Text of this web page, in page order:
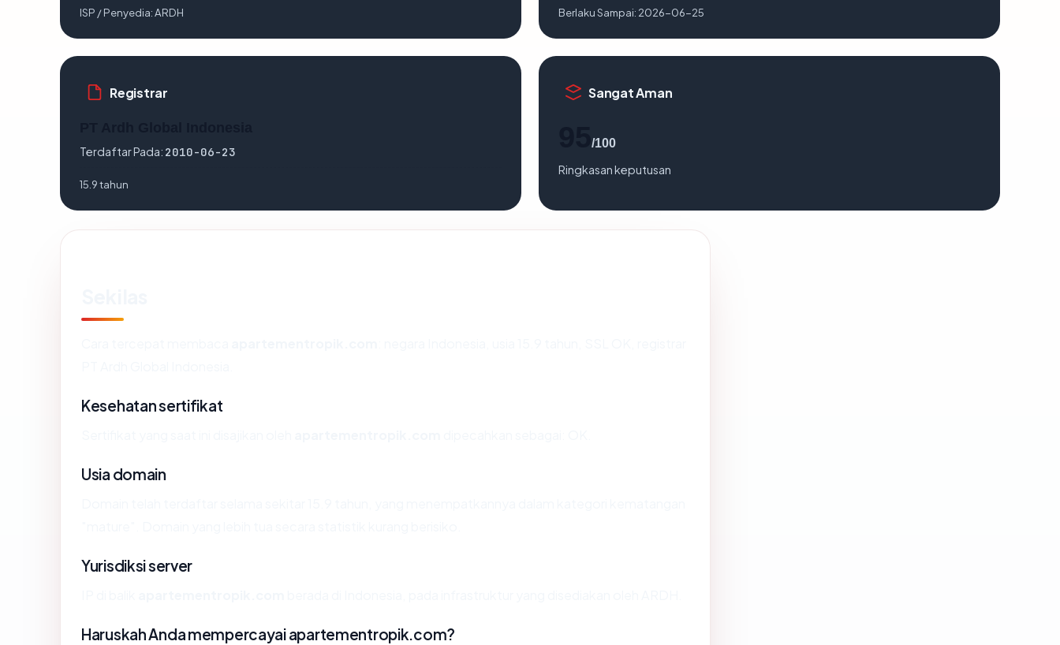
ISP / Penyedia:ARDH Berlaku Sampai: 2026-06-25
Registrar
Terdaftar Pada: 2010-06-23
15.9 tahun
Sangat Aman
/100
Ringkasan keputusan
Kesehatan sertifikat
Usia domain
Yurisdiksi server
Haruskah Anda mempercayai apartementropik.com?